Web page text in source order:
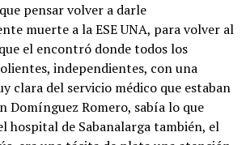
pensar volver a darle
muerte a la ESE UNA, para volver al
el encontró donde todos los
independientes, con una
clara del servicio médico que estaban
Domínguez Romero, sabía lo que
hospital de Sabanalarga también, el